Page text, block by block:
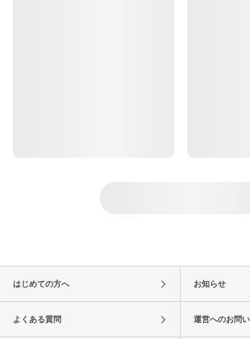
はじめての方へ お知らせ
よくある質問 運営へのお問